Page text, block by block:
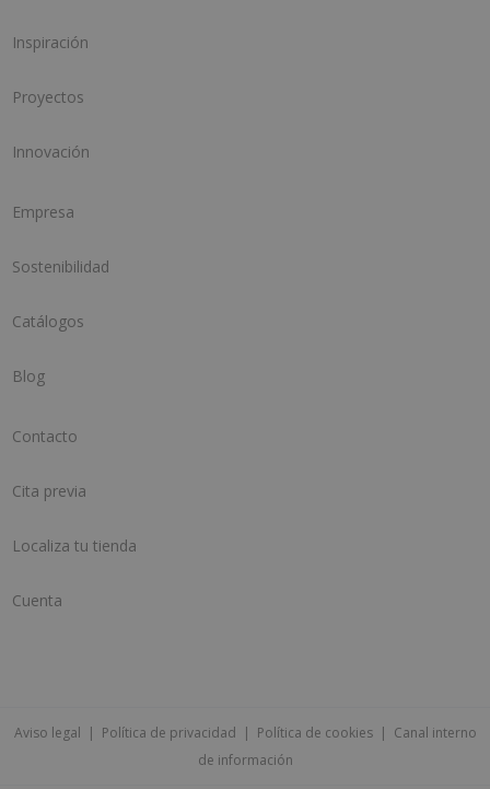
Inspiración
Proyectos
Innovación
Empresa
Sostenibilidad
Catálogos
Blog
Contacto
Cita previa
Localiza tu tienda
Cuenta
Aviso legal | Política de privacidad | Política de cookies| Canal interno
de información